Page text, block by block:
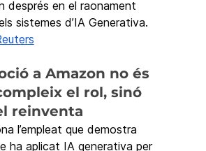
després en el raonament
sistemes d’IA Generativa.
a Amazon no és
el rol, sinó
reinventa
l’empleat que demostra
ha aplicat IA generativa per